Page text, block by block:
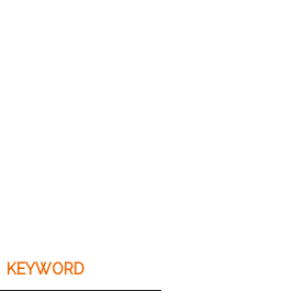
KEYWORD